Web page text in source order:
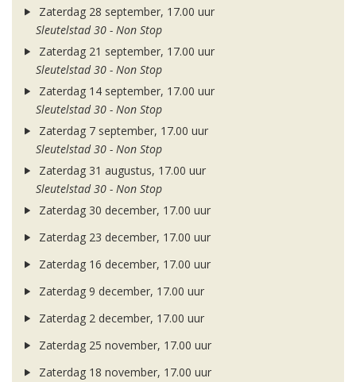
Zaterdag 28 september, 17.00 uur
Sleutelstad 30 - Non Stop
Zaterdag 21 september, 17.00 uur
Sleutelstad 30 - Non Stop
Zaterdag 14 september, 17.00 uur
Sleutelstad 30 - Non Stop
Zaterdag 7 september, 17.00 uur
Sleutelstad 30 - Non Stop
Zaterdag 31 augustus, 17.00 uur
Sleutelstad 30 - Non Stop
Zaterdag 30 december, 17.00 uur
Zaterdag 23 december, 17.00 uur
Zaterdag 16 december, 17.00 uur
Zaterdag 9 december, 17.00 uur
Zaterdag 2 december, 17.00 uur
Zaterdag 25 november, 17.00 uur
Zaterdag 18 november, 17.00 uur